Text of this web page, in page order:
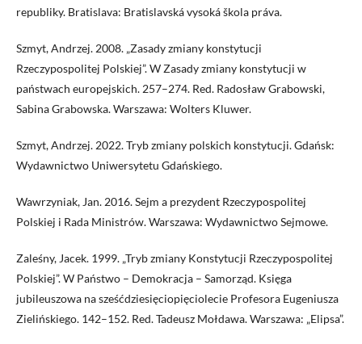
republiky. Bratislava: Bratislavská vysoká škola práva.
Szmyt, Andrzej. 2008. „Zasady zmiany konstytucji
Rzeczypospolitej Polskiej”. W Zasady zmiany konstytucji w
państwach europejskich. 257–274. Red. Radosław Grabowski,
Sabina Grabowska. Warszawa: Wolters Kluwer.
Szmyt, Andrzej. 2022. Tryb zmiany polskich konstytucji. Gdańsk:
Wydawnictwo Uniwersytetu Gdańskiego.
Wawrzyniak, Jan. 2016. Sejm a prezydent Rzeczypospolitej
Polskiej i Rada Ministrów. Warszawa: Wydawnictwo Sejmowe.
Zaleśny, Jacek. 1999. „Tryb zmiany Konstytucji Rzeczypospolitej
Polskiej”. W Państwo – Demokracja – Samorząd. Księga
jubileuszowa na sześćdziesięciopięciolecie Profesora Eugeniusza
Zielińskiego. 142–152. Red. Tadeusz Mołdawa. Warszawa: „Elipsa”.